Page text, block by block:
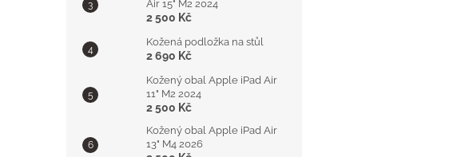
Air 15" M2 2024
2 500 Kč
Kožená podložka na stůl
2 690 Kč
Kožený obal Apple iPad Air
11" M2 2024
2 500 Kč
Kožený obal Apple iPad Air
13" M4 2026